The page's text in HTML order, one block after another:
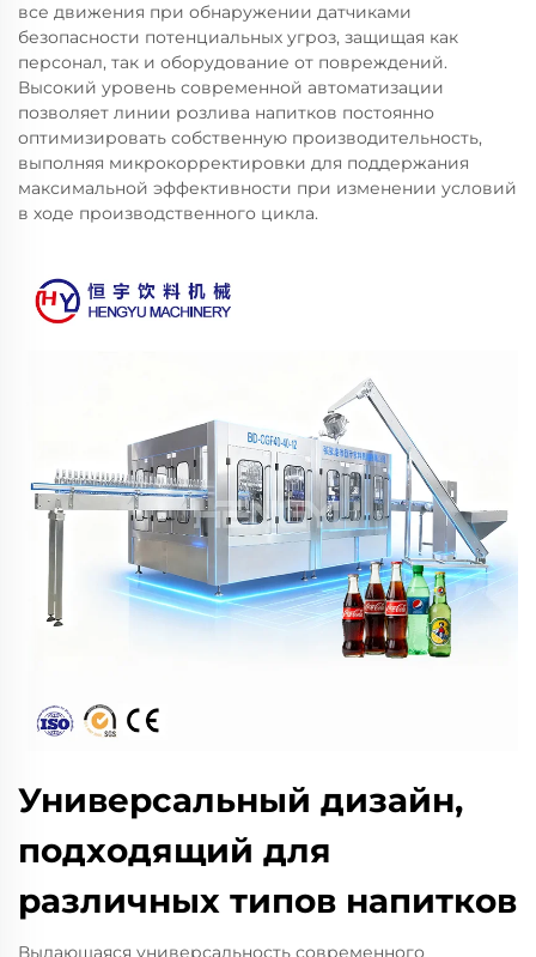
все движения при обнаружении датчиками
безопасности потенциальных угроз, защищая как
персонал, так и оборудование от повреждений.
Высокий уровень современной автоматизации
позволяет линии розлива напитков постоянно
оптимизировать собственную производительность,
выполняя микрокорректировки для поддержания
максимальной эффективности при изменении условий
в ходе производственного цикла.
Универсальный дизайн,
подходящий для
различных типов напитков
Выдающаяся универсальность современного